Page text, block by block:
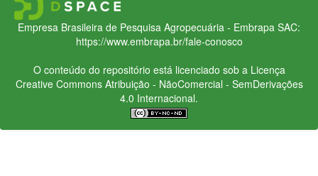
Empresa Brasileira de Pesquisa Agropecuária - Embrapa SAC:
https://www.embrapa.br/fale-conosco
O conteúdo do repositório está licenciado sob a Licença
Creative CommonsAtribuição - NãoComercial - SemDerivações
4.0 Internacional.